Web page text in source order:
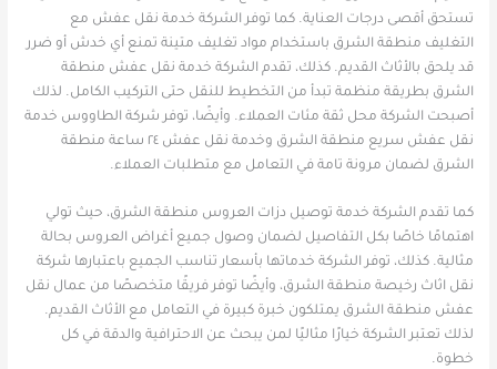
تستحق أقصى درجات العناية. كما توفر الشركة خدمة نقل عفش مع
التغليف منطقة الشرق باستخدام مواد تغليف متينة تمنع أي خدش أو ضرر
قد يلحق بالأثاث القديم. كذلك، تقدم الشركة خدمة نقل عفش منطقة
الشرق بطريقة منظمة تبدأ من التخطيط للنقل حتى التركيب الكامل. لذلك
أصبحت الشركة محل ثقة مئات العملاء. وأيضًا، توفر شركة الطاووس خدمة
نقل عفش سريع منطقة الشرق وخدمة نقل عفش ٢٤ ساعة منطقة
الشرق لضمان مرونة تامة في التعامل مع متطلبات العملاء.
كما تقدم الشركة خدمة توصيل دزات العروس منطقة الشرق، حيث تولي
اهتمامًا خاصًا بكل التفاصيل لضمان وصول جميع أغراض العروس بحالة
مثالية. كذلك، توفر الشركة خدماتها بأسعار تناسب الجميع باعتبارها شركة
نقل اثاث رخيصة منطقة الشرق، وأيضًا توفر فريقًا متخصصًا من عمال نقل
عفش منطقة الشرق يمتلكون خبرة كبيرة في التعامل مع الأثاث القديم.
لذلك تعتبر الشركة خيارًا مثاليًا لمن يبحث عن الاحترافية والدقة في كل
خطوة.